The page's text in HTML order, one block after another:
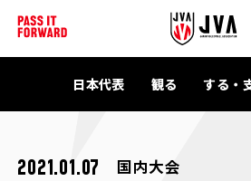
日本代表 観る する・
2021.01.07 国内大会